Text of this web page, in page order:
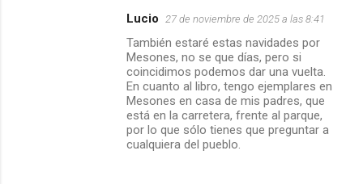
Lucio 27 de noviembre de 2025 a las 8:41
También estaré estas navidades por
Mesones, no se que días, pero si
coincidimos podemos dar una vuelta.
En cuanto al libro, tengo ejemplares en
Mesones en casa de mis padres, que
está en la carretera, frente al parque,
por lo que sólo tienes que preguntar a
cualquiera del pueblo.